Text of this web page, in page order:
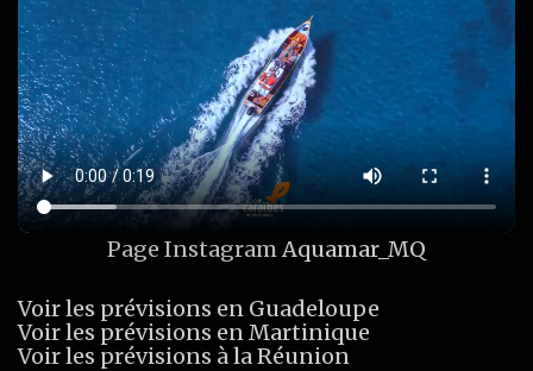
Page InstagramAquamar_MQ
Voir les prévisions en Guadeloupe
Voir les prévisions en Martinique
Voir les prévisions à la Réunion